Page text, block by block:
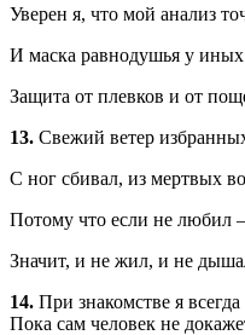
Уверен я, что мой анализ
И маска равнодушья у
Защита от плевков и от
13. Свежий ветер
С ног сбивал, из мертвых
Потому что если не любил
Значит, и не жил, и не
14. При знакомстве я
Пока сам человек не